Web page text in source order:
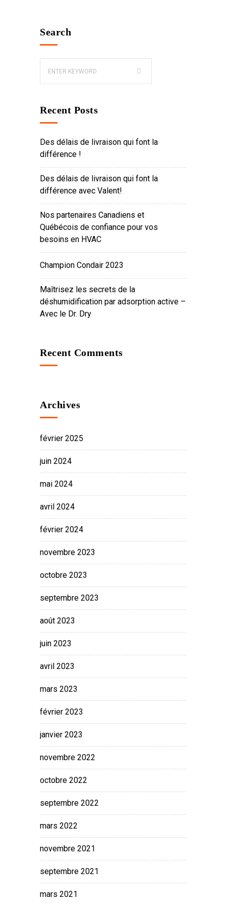
Search
Recent Posts
Des délais de livraison qui font la
différence !
Des délais de livraison qui font la
différence avec Valent!
Nos partenaires Canadiens et
Québécois de confiance pour vos
besoins en HVAC
Champion Condair 2023
Maîtrisez les secrets de la
déshumidification par adsorption active –
Avec le Dr. Dry
Recent Comments
Archives
février 2025
juin 2024
mai 2024
avril 2024
février 2024
novembre 2023
octobre 2023
septembre 2023
août 2023
juin 2023
avril 2023
mars 2023
février 2023
janvier 2023
novembre 2022
octobre 2022
septembre 2022
mars 2022
novembre 2021
septembre 2021
mars 2021